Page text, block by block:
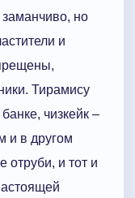
заманчиво, но
и
Тирамису
чизкейк –
и в другом
отруби, и тот и